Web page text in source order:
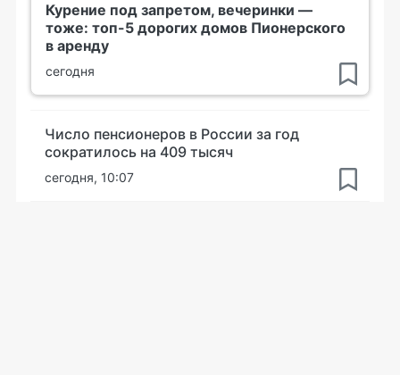
Курение под запретом, вечеринки —
тоже: топ-5 дорогих домов Пионерского
в аренду
сегодня
Число пенсионеров в России за год
сократилось на 409 тысяч
сегодня, 10:07